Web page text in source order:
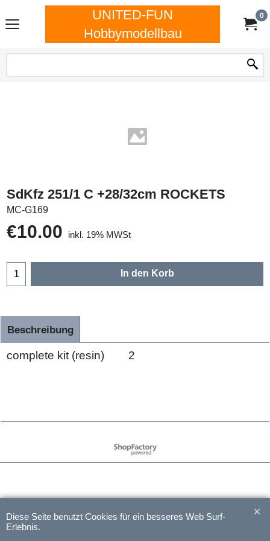
UNITED-FUN
Hobbymodellbau
0
SdKfz 251/1 C +28/32cm ROCKETS
MC-G169
€10.00 inkl. 19% MWSt
In den Korb
Beschreibung
complete kit (resin) 2
WebShop erstellt mit
ShopFactory Shop
Diese Seite benutzt Cookies für ein besseres Web Surf-
Erlebnis.